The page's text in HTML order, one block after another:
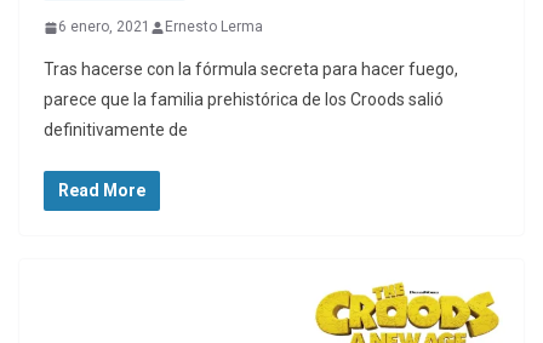
6 enero, 2021 Ernesto Lerma
Tras hacerse con la fórmula secreta para hacer fuego,
parece que la familia prehistórica de los Croods salió
definitivamente de
Read More